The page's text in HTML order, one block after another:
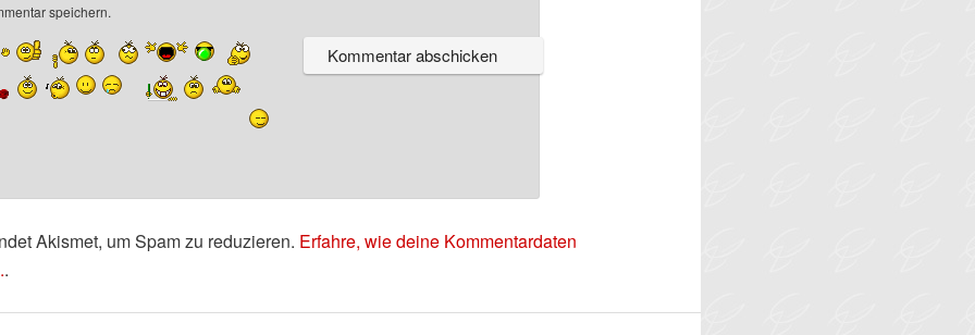
speichern.
Akismet, um Spam zu reduzieren. Erfahre, wie deine Kommentardaten
.